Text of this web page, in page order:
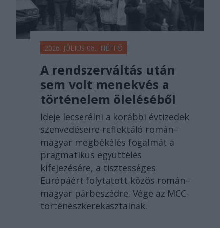
2026. JÚLIUS 06., HÉTFŐ
A rendszerváltás után
sem volt menekvés a
történelem öleléséből
Ideje lecserélni a korábbi évtizedek
szenvedéseire reflektáló román–
magyar megbékélés fogalmát a
pragmatikus együttélés
kifejezésére, a tisztességes
Európáért folytatott közös román–
magyar párbeszédre. Vége az MCC-
történészkerekasztalnak.